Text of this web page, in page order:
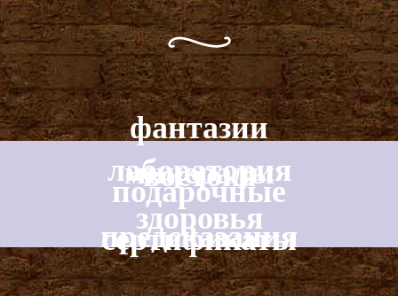
фантазии
востока
минералы
лаборатория
здоровья
подарочные
сертификаты
предсказания